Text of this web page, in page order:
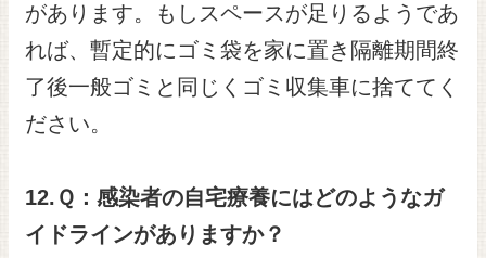
があります。もしスペースが足りるようであ
れば、暫定的にゴミ袋を家に置き隔離期間終
了後一般ゴミと同じくゴミ収集車に捨ててく
ださい。
12. Ｑ：感染者の自宅療養にはどのようなガ
イドラインがありますか？